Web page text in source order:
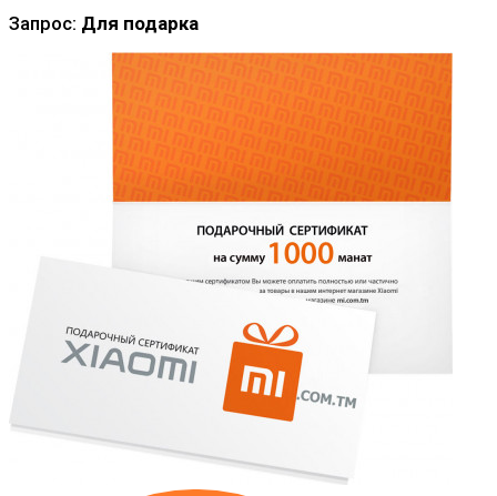
Запрос: Для подарка